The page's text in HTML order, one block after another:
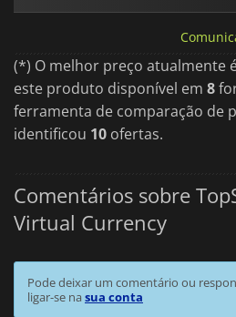
(*) O melhor preço atualmente
este produto disponível em 8
ferramenta de comparação de
identificou 10 ofertas.
Comentários sobre
Virtual Currency
Pode deixar um comentário ou
ligar-se nasua conta